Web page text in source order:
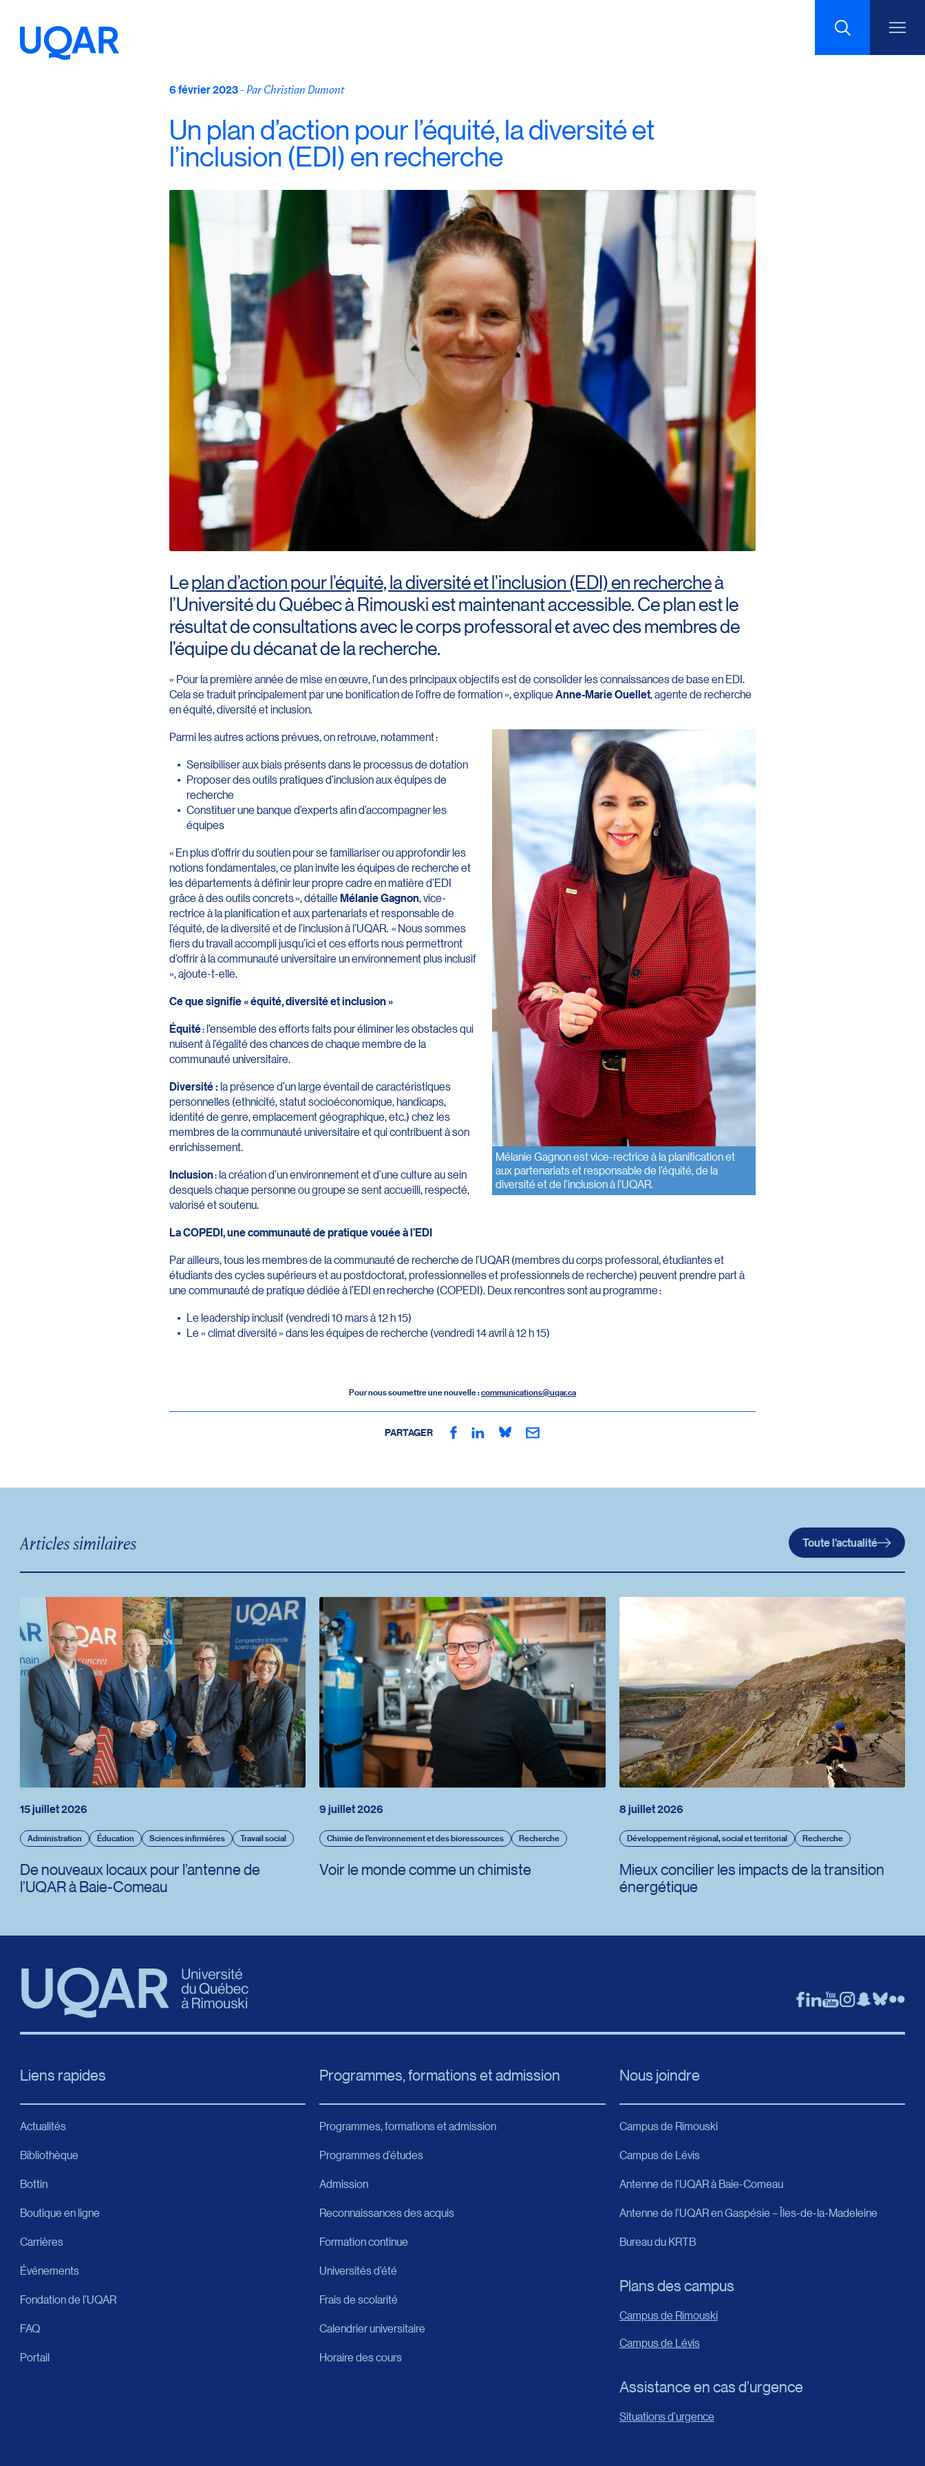
Aller au contenu Recherche
Taille du texte
Espacement du texte
Réinitialiser les paramètres
6 février 2023- Par Christian Dumont
Un plan d’action pour l’équité, la diversité et
l’inclusion (EDI) en recherche
Leplan d’action pour l’équité, la diversité et l’inclusion (EDI) en rechercheà
l’Université du Québec à Rimouski est maintenant accessible. Ce plan est le
résultat de consultations avec le corps professoral et avec des membres de
l’équipe du décanat de la recherche.
« Pour la première année de mise en œuvre, l’un des principaux objectifs est de consolider les connaissances de base en EDI.
Cela se traduit principalement par une bonification de l’offre de formation », expliqueAnne-Marie Ouellet, agente de recherche
en équité, diversité et inclusion.
Mélanie Gagnon est vice-rectrice à la planification et
aux partenariats et responsable de l’équité, de la
diversité et de l’inclusion à l’UQAR.
Parmi les autres actions prévues, on retrouve, notamment :
Sensibiliser aux biais présents dans le processus de dotation
Proposer des outils pratiques d’inclusion aux équipes de
recherche
Constituer une banque d’experts afin d’accompagner les
équipes
« En plus d’offrir du soutien pour se familiariser ou approfondir les
notions fondamentales, ce plan invite les équipes de recherche et
les départements à définir leur propre cadre en matière d’EDI
grâce à des outils concrets », détailleMélanie Gagnon, vice-
rectrice à la planification et aux partenariats et responsable de
l’équité, de la diversité et de l’inclusion à l’UQAR. « Nous sommes
fiers du travail accompli jusqu’ici et ces efforts nous permettront
d’offrir à la communauté universitaire un environnement plus inclusif
», ajoute-t-elle.
Ce que signifie « équité, diversité et inclusion »
Équité: l’ensemble des efforts faits pour éliminer les obstacles qui
nuisent à l’égalité des chances de chaque membre de la
communauté universitaire.
Diversité : la présence d’un large éventail de caractéristiques
personnelles (ethnicité, statut socioéconomique, handicaps,
identité de genre, emplacement géographique, etc.) chez les
membres de la communauté universitaire et qui contribuent à son
enrichissement.
Inclusion: la création d’un environnement et d’une culture au sein
desquels chaque personne ou groupe se sent accueilli, respecté,
valorisé et soutenu.
La COPEDI, une communauté de pratique vouée à l’EDI
Par ailleurs, tous les membres de la communauté de recherche de l’UQAR (membres du corps professoral, étudiantes et
étudiants des cycles supérieurs et au postdoctorat, professionnelles et professionnels de recherche) peuvent prendre part à
une communauté de pratique dédiée à l’EDI en recherche (COPEDI). Deux rencontres sont au programme :
Le leadership inclusif (vendredi 10 mars à 12 h 15)
Le « climat diversité » dans les équipes de recherche (vendredi 14 avril à 12 h 15)
Pour nous soumettre une nouvelle :communications@uqar.ca
PARTAGER
Articles similaires Toute l'actualité
15 juillet 2026
Administration Éducation Sciences infirmières Travail social
De nouveaux locaux pour l’antenne de
l’UQAR à Baie-Comeau
9 juillet 2026
Chimie de l’environnement et des bioressources Recherche
Voir le monde comme un chimiste
8 juillet 2026
Développement régional, social et territorial Recherche
Mieux concilier les impacts de la transition
énergétique
Liens rapides
Actualités
Bibliothèque
Bottin
Boutique en ligne
Carrières
Événements
Fondation de l’UQAR
FAQ
Portail
Programmes, formations et admission
Programmes, formations et admission
Programmes d’études
Admission
Reconnaissances des acquis
Formation continue
Universités d’été
Frais de scolarité
Calendrier universitaire
Horaire des cours
Nous joindre
Campus de Rimouski
Campus de Lévis
Antenne de l’UQAR à Baie-Comeau
Antenne de l’UQAR en Gaspésie – Îles-de-la-Madeleine
Bureau du KRTB
Plans des campus
Campus de Rimouski
Campus de Lévis
Assistance en cas d’urgence
Situations d'urgence